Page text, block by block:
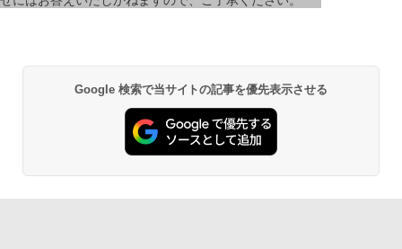
Google 検索で当サイトの記事を優先表示させる